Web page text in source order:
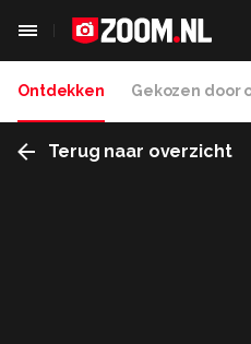
Ontdekken Gekozen door
Terug naar overzicht